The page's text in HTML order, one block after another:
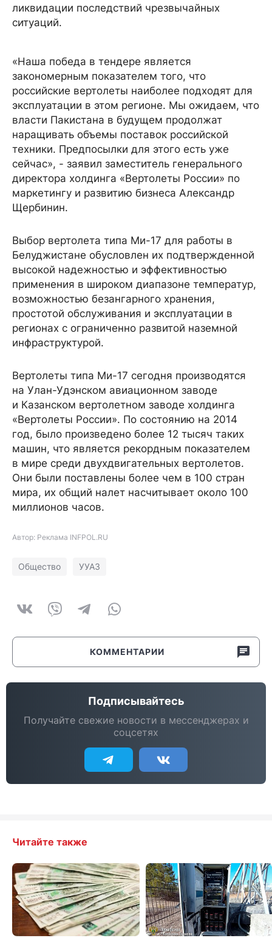
ликвидации последствий чрезвычайных
ситуаций.
«Наша победа в тендере является
закономерным показателем того, что
российские вертолеты наиболее подходят для
эксплуатации в этом регионе. Мы ожидаем, что
власти Пакистана в будущем продолжат
наращивать объемы поставок российской
техники. Предпосылки для этого есть уже
сейчас», - заявил заместитель генерального
директора холдинга «Вертолеты России» по
маркетингу и развитию бизнеса Александр
Щербинин.
Выбор вертолета типа Ми-17 для работы в
Белуджистане обусловлен их подтвержденной
высокой надежностью и эффективностью
применения в широком диапазоне температур,
возможностью безангарного хранения,
простотой обслуживания и эксплуатации в
регионах с ограниченно развитой наземной
инфраструктурой.
Вертолеты типа Ми-17 сегодня производятся
на Улан-Удэнском авиационном заводе
и Казанском вертолетном заводе холдинга
«Вертолеты России». По состоянию на 2014
год, было произведено более 12 тысяч таких
машин, что является рекордным показателем
в мире среди двухдвигательных вертолетов.
Они были поставлены более чем в 100 стран
мира, их общий налет насчитывает около 100
миллионов часов.
Автор: Реклама INFPOL.RU
Общество УУАЗ
КОММЕНТАРИИ
Подписывайтесь
Получайте свежие новости в мессенджерах и
соцсетях
Читайте также